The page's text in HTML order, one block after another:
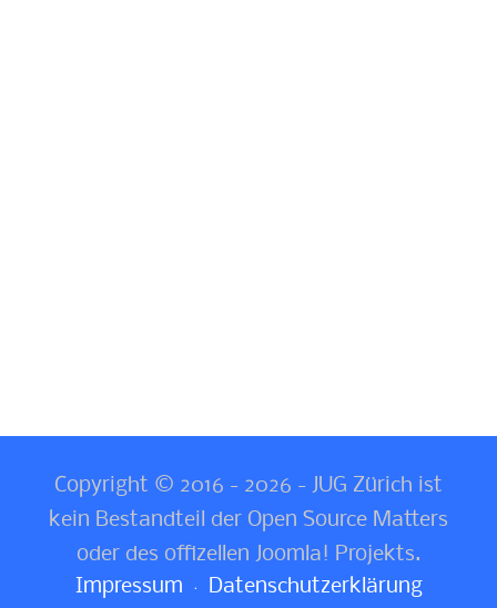
Copyright © 2016 - 2026 - JUG Zürich ist
kein Bestandteil der Open Source Matters
oder des offizellen Joomla! Projekts.
Impressum
Datenschutzerklärung